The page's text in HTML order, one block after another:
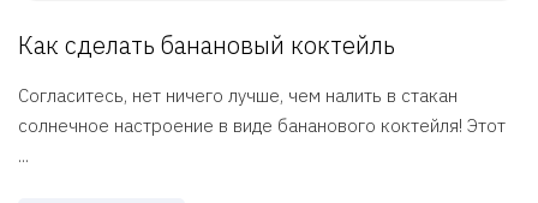
Как сделать банановый коктейль
Согласитесь, нет ничего лучше, чем налить в стакан
солнечное настроение в виде бананового коктейля! Этот
...